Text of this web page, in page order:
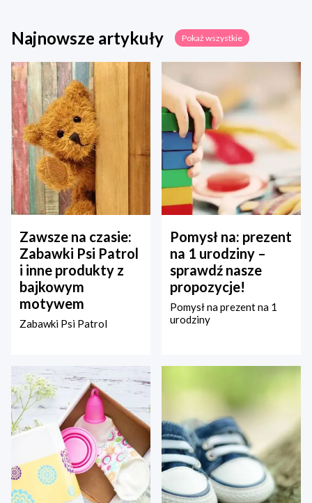
Najnowsze artykuły Pokaż wszystkie
Zawsze na czasie:
Zabawki Psi Patrol
i inne produkty z
bajkowym
motywem
Zabawki Psi Patrol
Pomysł na: prezent
na 1 urodziny –
sprawdź nasze
propozycje!
Pomysł na prezent na 1
urodziny